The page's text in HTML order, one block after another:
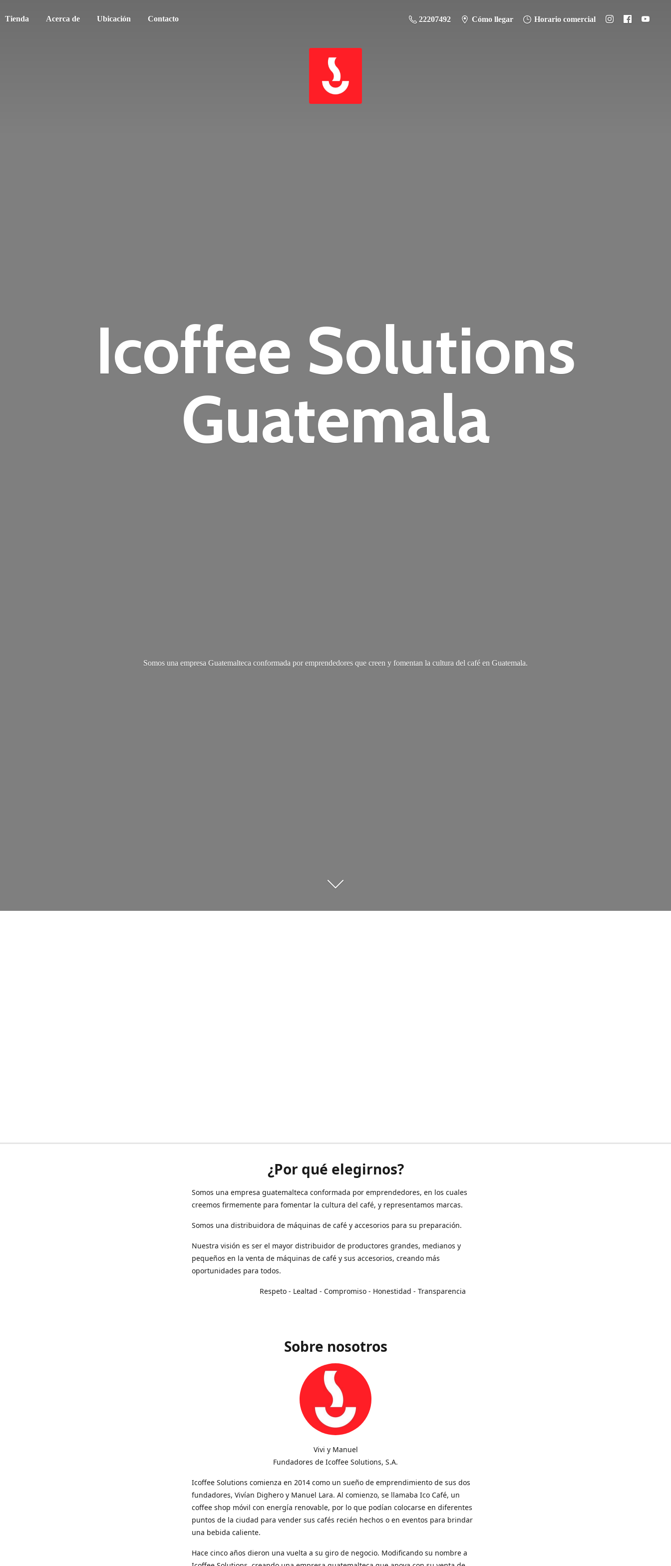
Tienda Acerca de Ubicación Contacto 22207492 Cómo llegar Horario comercial
Icoffee Solutions
Guatemala
Somos una empresa Guatemalteca conformada por emprendedores que creen y fomentan la cultura del café en Guatemala.
¿Por qué elegirnos?
Somos una empresa guatemalteca conformada por emprendedores, en los cuales
creemos firmemente para fomentar la cultura del café, y representamos marcas.
Somos una distribuidora de máquinas de café y accesorios para su preparación.
Nuestra visión es ser el mayor distribuidor de productores grandes, medianos y
pequeños en la venta de máquinas de café y sus accesorios, creando más
oportunidades para todos.
Respeto - Lealtad - Compromiso - Honestidad - Transparencia
Sobre nosotros
Vivi y Manuel
Fundadores de Icoffee Solutions, S.A.
Icoffee Solutions comienza en 2014 como un sueño de emprendimiento de sus dos
fundadores, Vivían Dighero y Manuel Lara. Al comienzo, se llamaba Ico Café, un
coffee shop móvil con energía renovable, por lo que podían colocarse en diferentes
puntos de la ciudad para vender sus cafés recién hechos o en eventos para brindar
una bebida caliente.
Hace cinco años dieron una vuelta a su giro de negocio. Modificando su nombre a